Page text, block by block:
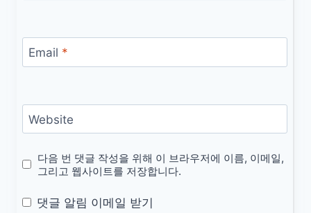
Email *
Website
다음 번 댓글 작성을 위해 이 브라우저에 이름, 이메일,
그리고 웹사이트를 저장합니다.
댓글 알림 이메일 받기